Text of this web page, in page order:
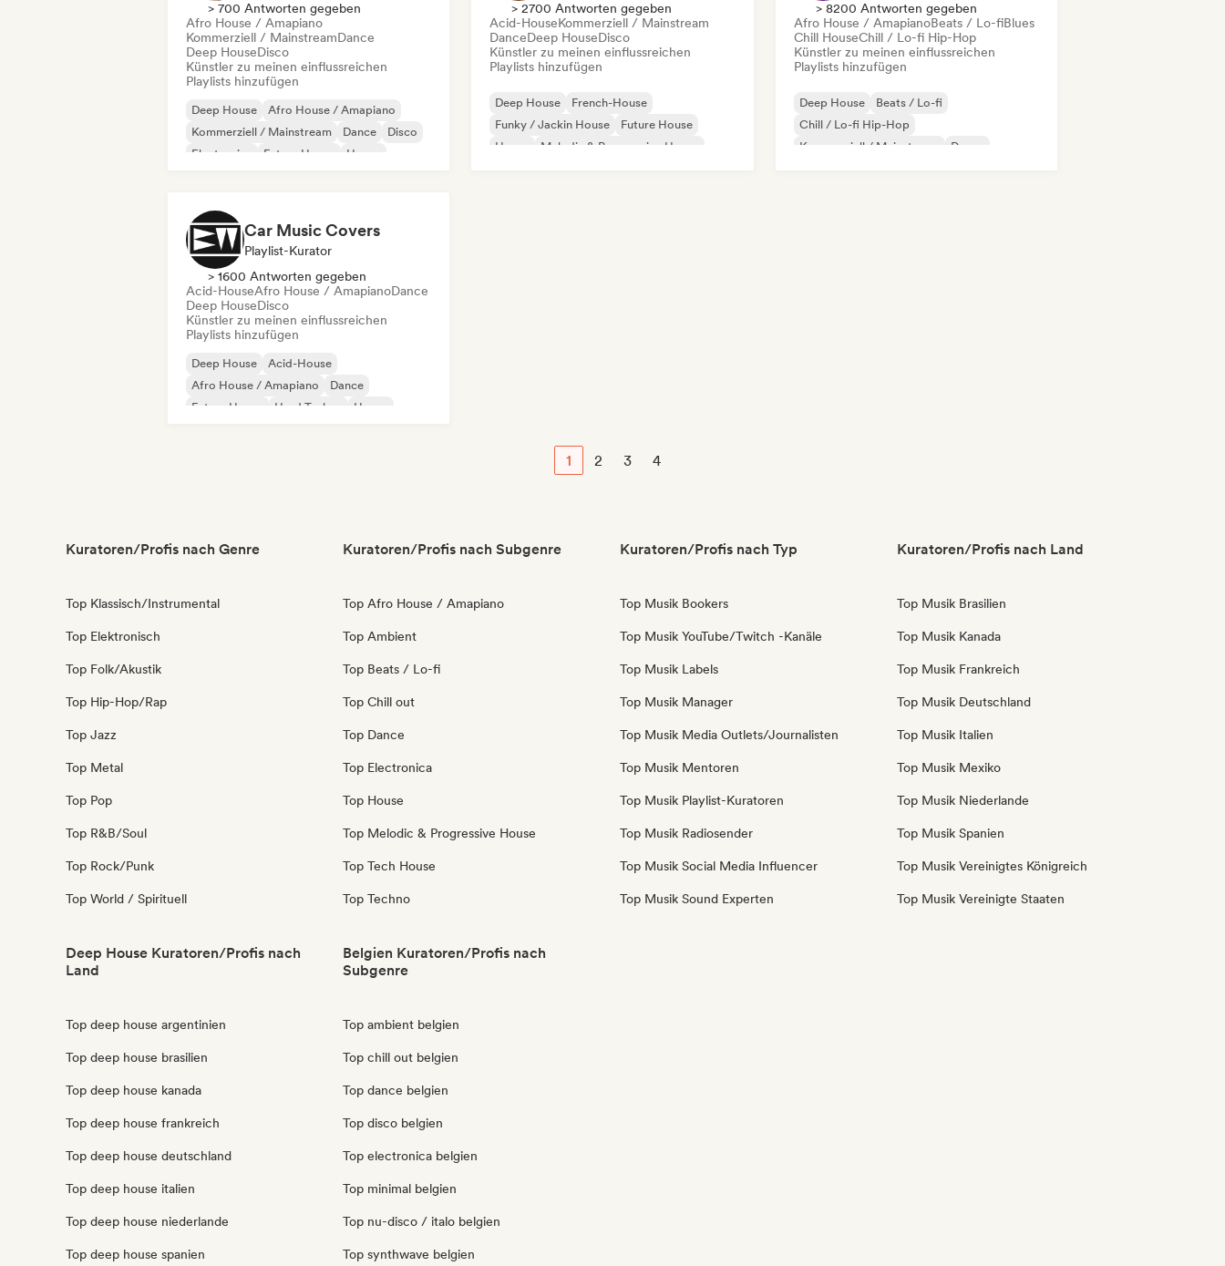
> 700 Antworten gegeben
Afro House / Amapiano
Kommerziell / MainstreamDance
Deep HouseDisco
Künstler zu meinen einflussreichen
Playlists hinzufügen
Deep House
Afro House / Amapiano
Kommerziell / Mainstream
Dance
Disco
Electronica
Future House House
> 2700 Antworten gegeben
Acid-HouseKommerziell / Mainstream
DanceDeep HouseDisco
Künstler zu meinen einflussreichen
Playlists hinzufügen
Deep House
French-House
Funky / Jackin House
Future House
House
Melodic & Progressive House
> 8200 Antworten gegeben
Afro House / AmapianoBeats / Lo-fiBlues
Chill HouseChill / Lo-fi Hip-Hop
Künstler zu meinen einflussreichen
Playlists hinzufügen
Deep House
Beats / Lo-fi
Chill / Lo-fi Hip-Hop
Kommerziell / Mainstream
Dance
Car Music Covers
Playlist-Kurator
> 1600 Antworten gegeben
Acid-HouseAfro House / AmapianoDance
Deep HouseDisco
Künstler zu meinen einflussreichen
Playlists hinzufügen
Deep House
Acid-House
Afro House / Amapiano
Dance
Future House
Hard Techno
House
1 2 3 4
Kuratoren/Profis nach Genre
Top Klassisch/Instrumental
Top Elektronisch
Top Folk/Akustik
Top Hip-Hop/Rap
Top Jazz
Top Metal
Top Pop
Top R&B/Soul
Top Rock/Punk
Top World / Spirituell
Kuratoren/Profis nach Subgenre
Top Afro House / Amapiano
Top Ambient
Top Beats / Lo-fi
Top Chill out
Top Dance
Top Electronica
Top House
Top Melodic & Progressive House
Top Tech House
Top Techno
Kuratoren/Profis nach Typ
Top Musik Bookers
Top Musik YouTube/Twitch -Kanäle
Top Musik Labels
Top Musik Manager
Top Musik Media Outlets/Journalisten
Top Musik Mentoren
Top Musik Playlist-Kuratoren
Top Musik Radiosender
Top Musik Social Media Influencer
Top Musik Sound Experten
Kuratoren/Profis nach Land
Top Musik Brasilien
Top Musik Kanada
Top Musik Frankreich
Top Musik Deutschland
Top Musik Italien
Top Musik Mexiko
Top Musik Niederlande
Top Musik Spanien
Top Musik Vereinigtes Königreich
Top Musik Vereinigte Staaten
Deep House Kuratoren/Profis nach
Land
Top deep house argentinien
Top deep house brasilien
Top deep house kanada
Top deep house frankreich
Top deep house deutschland
Top deep house italien
Top deep house niederlande
Top deep house spanien
Belgien Kuratoren/Profis nach
Subgenre
Top ambient belgien
Top chill out belgien
Top dance belgien
Top disco belgien
Top electronica belgien
Top minimal belgien
Top nu-disco / italo belgien
Top synthwave belgien